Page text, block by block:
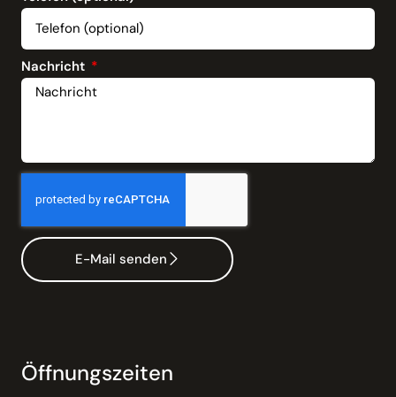
Nachricht
E-Mail senden
Öffnungszeiten